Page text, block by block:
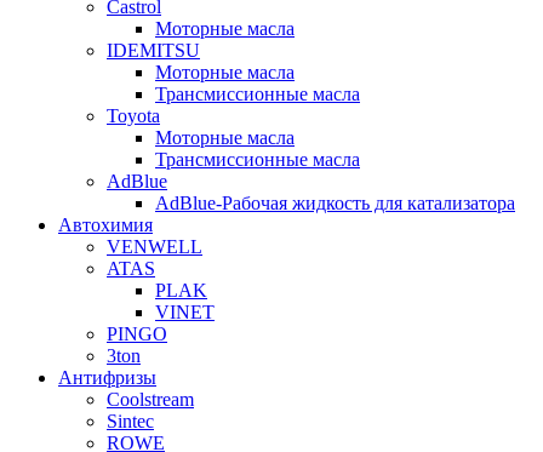
Castrol
Моторные масла
IDEMITSU
Моторные масла
Трансмиссионные масла
Toyota
Моторные масла
Трансмиссионные масла
AdBlue
AdBlue-Рабочая жидкость для катализатора
Автохимия
VENWELL
ATAS
PLAK
VINET
PINGO
3ton
Антифризы
Coolstream
Sintec
ROWE